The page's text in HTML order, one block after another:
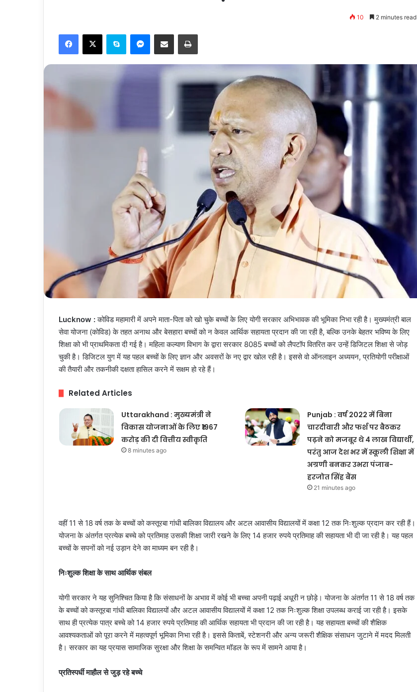
10 2 minutes read
Facebook
X Skype Messenger
Share via Email Print
Lucknow :कोविड महामारी में अपने माता-पिता को खो चुके बच्चों के लिए योगी सरकार अभिभावक की भूमिका निभा रही है। मुख्यमंत्री बाल
सेवा योजना (कोविड) के तहत अनाथ और बेसहारा बच्चों को न केवल आर्थिक सहायता प्रदान की जा रही है, बल्कि उनके बेहतर भविष्य के लिए
शिक्षा को भी प्राथमिकता दी गई है। महिला कल्याण विभाग के द्वारा सरकार 8085 बच्चों को लैपटॉप वितरित कर उन्हें डिजिटल शिक्षा से जोड़
चुकी है। डिजिटल युग में यह पहल बच्चों के लिए ज्ञान और अवसरों के नए द्वार खोल रही है। इससे वो ऑनलाइन अध्ययन, प्रतियोगी परीक्षाओं
की तैयारी और तकनीकी दक्षता हासिल करने में सक्षम हो रहे हैं।
Related Articles
Uttarakhand : मुख्यमंत्री ने
विकास योजनाओं के लिए ₹1967
करोड़ की दी वित्तीय स्वीकृति
8 minutes ago
Punjab : वर्ष 2022 में बिना
चारदीवारी और फर्श पर बैठकर
पढ़ने को मजबूर थे 4 लाख विद्यार्थी,
परंतु आज देश भर में स्कूली शिक्षा में
अग्रणी बनकर उभरा पंजाब-
हरजोत सिंह बैंस
21 minutes ago
वहीं 11 से 18 वर्ष तक के बच्चों को कस्तूरबा गांधी बालिका विद्यालय और अटल आवासीय विद्यालयों में कक्षा 12 तक निःशुल्क प्रदान कर रही हैं।
योजना के अंतर्गत प्रत्येक बच्चे को प्रतिमाह उसकी शिक्षा जारी रखने के लिए 14 हजार रुपये प्रतिमाह की सहायता भी दी जा रही है। यह पहल
बच्चों के सपनों को नई उड़ान देने का माध्यम बन रही है।
निःशुल्क शिक्षा के साथ आर्थिक संबल
योगी सरकार ने यह सुनिश्चित किया है कि संसाधनों के अभाव में कोई भी बच्चा अपनी पढ़ाई अधूरी न छोड़े। योजना के अंतर्गत 11 से 18 वर्ष तक
के बच्चों को कस्तूरबा गांधी बालिका विद्यालयों और अटल आवासीय विद्यालयों में कक्षा 12 तक निःशुल्क शिक्षा उपलब्ध कराई जा रही है। इसके
साथ ही प्रत्येक पात्र बच्चे को 14 हजार रुपये प्रतिमाह की आर्थिक सहायता भी प्रदान की जा रही है। यह सहायता बच्चों की शैक्षिक
आवश्यकताओं को पूरा करने में महत्वपूर्ण भूमिका निभा रही है। इससे किताबें, स्टेशनरी और अन्य जरूरी शैक्षिक संसाधन जुटाने में मदद मिलती
है। सरकार का यह प्रयास सामाजिक सुरक्षा और शिक्षा के समन्वित मॉडल के रूप में सामने आया है।
प्रतिस्पर्धी माहौल से जुड़ रहे बच्चे